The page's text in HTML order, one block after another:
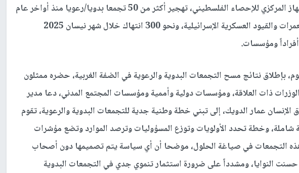
المظالم" بالتعاون مع الجهاز المركزي للإحصاء الفلسطيني، تهجير أكثر من 50 تجمعا بدويا/رعويا منذ أواخر عام
2023 بسبب توسع المستعمرات والقيود العسكرية الإسرائيلية، ونحو 300 انتهاك خلال شهر نيسان 2025
ومؤسسات.
بإطلاق نتائج مسح التجمعات البدوية والرعوية في الضفة الغربية، حضره ممثلون
ذات العلاقة، ومؤسسات دولية وأممية ومؤسسات المجتمع المدني، دعا مدير
الإنسان عمار الدويك، إلى تبني خطة وطنية جدية للتجمعات البدوية والرعوية، تقوم
شاملة، وخطة تحدد الأولويات وتوزع المسؤوليات وترصد الموارد وتضع مؤشرات
هذه التجمعات في صياغة الحلول، موضحا أن أي سياسة يتم تصميمها دون أصحاب
النوايا، ومشدداً على ضرورة استثمار تنموي جدي في التجمعات البدوية